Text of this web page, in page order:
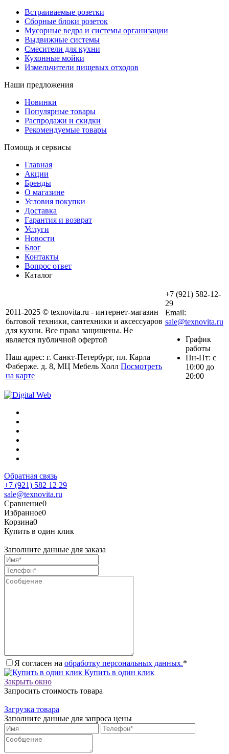
Встраиваемые розетки
Сборные блоки розеток
Мусорные ведра и системы организации
Выдвижные системы
Смесители для кухни
Кухонные мойки
Измельчители пищевых отходов
Наши предложения
Новинки
Популярные товары
Распродажи и скидки
Рекомендуемые товары
Помощь и сервисы
Главная
Акции
Бренды
О магазине
Условия покупки
Доставка
Гарантия и возврат
Услуги
Новости
Блог
Контакты
Вопрос ответ
Каталог
2011-2025 © texnovita.ru - интернет-магазин
бытовой техники, сантехники и аксессуаров
для кухни. Все права защищены. Не
является публичной офертой
Наш адрес: г. Санкт-Петербург, пл. Карла
Фаберже. д. 8, МЦ Мебель Холл Посмотреть
на карте
+7 (921) 582-12-
29
Email:
sale@texnovita.ru
График
работы
Пн-Пт: с
10:00 до
20:00
Обратная связь
+7 (921) 582 12 29
sale@texnovita.ru
Сравнение0
Избранное0
Корзина0
Купить в один клик
Заполните данные для заказа
Я согласен на обработку персональных данных.*
Купить в один клик
Закрыть окно
Запросить стоимость товара
Загрузка товара
Заполните данные для запроса цены